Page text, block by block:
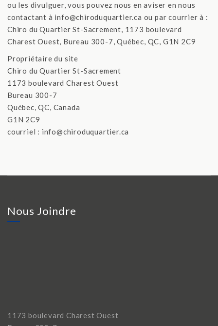
ou les divulguer, vous pouvez nous en aviser en nous
contactant à ​info@chiroduquartier.ca ou par courrier à : ​
Chiro du Quartier St-Sacrement, 1173 boulevard
Charest Ouest, Bureau 300-7, Québec, QC, G1N 2C9
Propriétaire du site
​Chiro du Quartier St-Sacrement
1173 boulevard Charest Ouest
Bureau 300-7
Québec, QC, Canada
G1N 2C9
courriel : ​info@chiroduquartier.ca
Nous Joindre
1173 boulevard Charest Ouest